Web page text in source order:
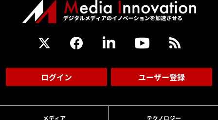
ログイン ユーザー登録
メディア テクノロジー